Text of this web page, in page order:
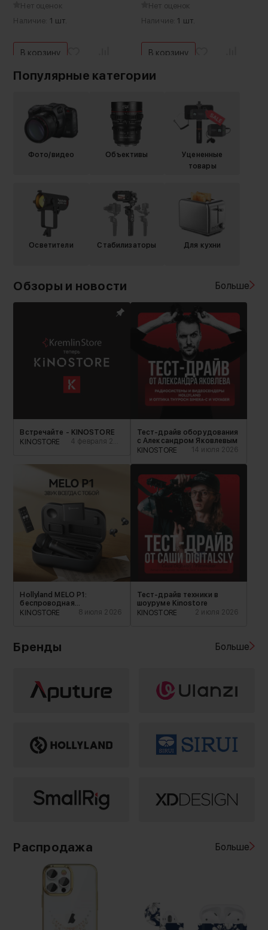
Нет оценок
Наличие: 1 шт.
В корзину
Нет оценок
Наличие: 1 шт.
В корзину
Популярные категории
Фото/видео Объективы
Уцененные
товары
Осветители Стабилизаторы Для кухни
Обзоры и новости Больше
Встречайте - KINOSTORE
KINOSTORE
Тест-драйв оборудования
с Александром Яковлевым
KINOSTORE
14 июля 2026
​Hollyland MELO P1:
беспроводная
аудиостудия
KINOSTORE 8 июля 2026
Тест-драйв техники в
шоуруме Kinostore
KINOSTORE
2 июля 2026
Бренды Больше
Распродажа Больше